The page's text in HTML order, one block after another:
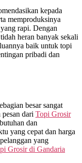
kepada
memproduksinya
rapi. Dengan
heran banyak sekali
baik untuk topi
pribadi dan
besar sangat
dari Topi Grosir
dan
yang cepat dan harga
yang
Grosir di Gandaria